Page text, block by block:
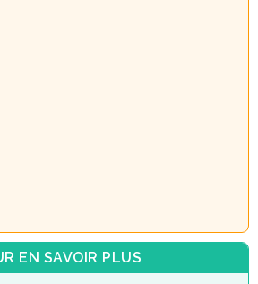
EN SAVOIR PLUS